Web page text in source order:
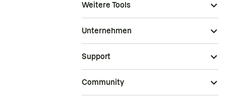
Weitere Tools
Unternehmen
Support
Community